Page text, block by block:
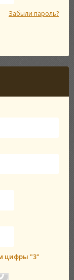
Забыли пароль?
цифры "3"